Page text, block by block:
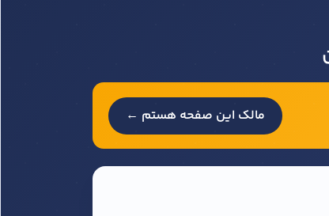
مالک این صفحه هستم ←